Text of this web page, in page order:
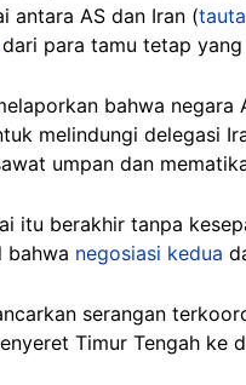
antara AS dan Iran (
dari para tamu tetap
bahwa negara
melindungi delegasi
umpan dan
itu berakhir tanpa
bahwa negosiasi kedua
serangan
Timur Tengah